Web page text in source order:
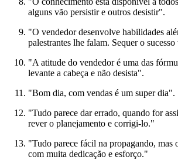
alguns vão persistir e outros desistir".
"O vendedor desenvolve habilidades
palestrantes lhe falam. Sequer o
"A atitude do vendedor é uma das
levante a cabeça e não desista".
"Bom dia, com vendas é um super dia".
"Tudo parece dar errado, quando for
rever o planejamento e corrigi-lo."
"Tudo parece fácil na propagando, mas
com muita dedicação e esforço."